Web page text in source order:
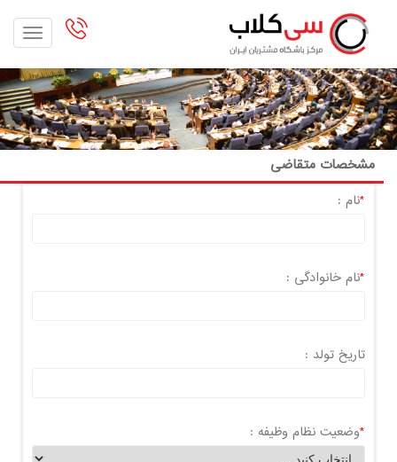
مشخصات متقاضی
*نام :
*نام خانوادگی :
تاریخ تولد :
*وضعیت نظام وظیفه :